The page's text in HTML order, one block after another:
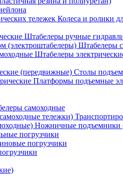
Колеса и ролики
Штабелеры ручные
Штабелеры
Штабелеры
Столы
Платформы подъемные
самоходные
Ножничные подъемники
погрузчики
погрузчики